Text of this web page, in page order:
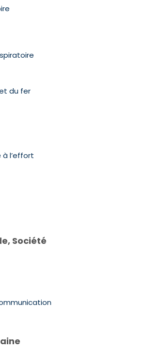
du fer
l’effort
Société